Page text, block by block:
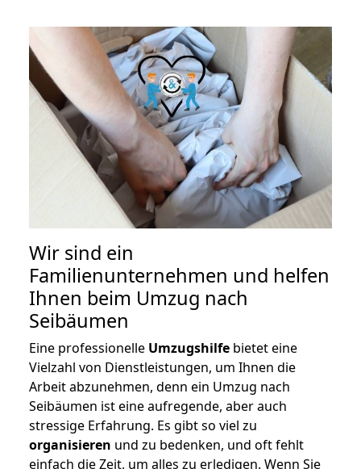
Wir sind ein
Familienunternehmen und helfen
Ihnen beim Umzug nach
Seibäumen
Eine professionelle Umzugshilfe bietet eine
Vielzahl von Dienstleistungen, um Ihnen die
Arbeit abzunehmen, denn ein Umzug nach
Seibäumen ist eine aufregende, aber auch
stressige Erfahrung. Es gibt so viel zu
organisieren und zu bedenken, und oft fehlt
einfach die Zeit, um alles zu erledigen. Wenn Sie